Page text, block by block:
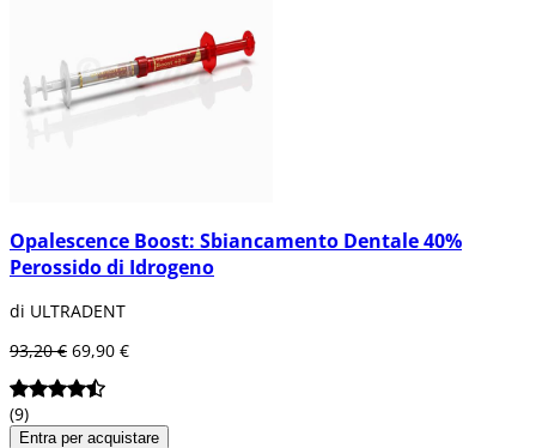
Opalescence Boost: Sbiancamento Dentale 40%
Perossido di Idrogeno
di ULTRADENT
93,20 € 69,90 €
(9)
Entra per acquistare